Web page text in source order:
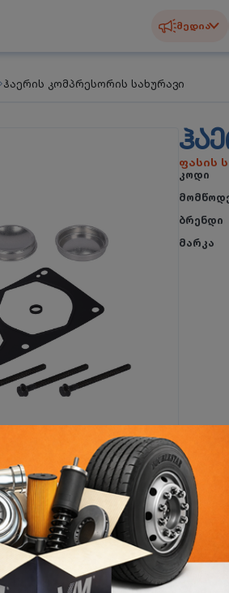
მედია
ჰაერის კომპრესორის სახურავი
ფასის
კოდი
ბრენდი
მარკა